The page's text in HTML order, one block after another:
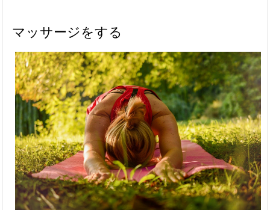
マッサージをする